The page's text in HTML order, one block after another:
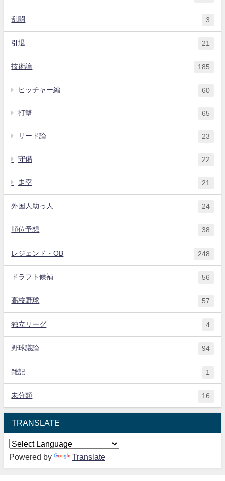
乱闘 3
引退 21
技術論 185
ピッチャー編 60
打撃 65
リード論 23
守備 22
走塁 21
外国人助っ人 24
順位予想 38
レジェンド・OB 248
ドラフト候補 56
高校野球 57
独立リーグ 4
野球議論 94
雑記 1
未分類 16
TRANSLATE
Powered by Translate